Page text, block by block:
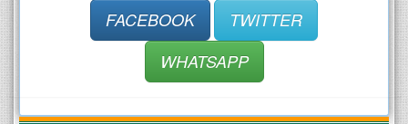
FACEBOOK
TWITTER
WHATSAPP